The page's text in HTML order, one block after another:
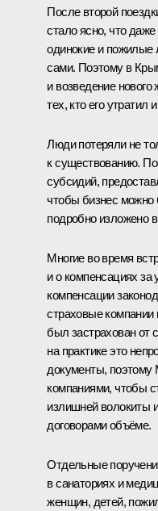
После второй
стало ясно, что
одинокие и пожилые
сами. Поэтому в
и возведение
тех, кто его утратил
Люди потеряли не
к существованию.
субсидий,
чтобы бизнес можно
подробно изложено
Многие во время
и о компенсациях за
компенсации
страховые компании
был застрахован от
на практике это
документы, поэтому
компаниями, чтобы
излишней волокиты
договорами объёме.
Отдельные
в санаториях и
женщин, детей,